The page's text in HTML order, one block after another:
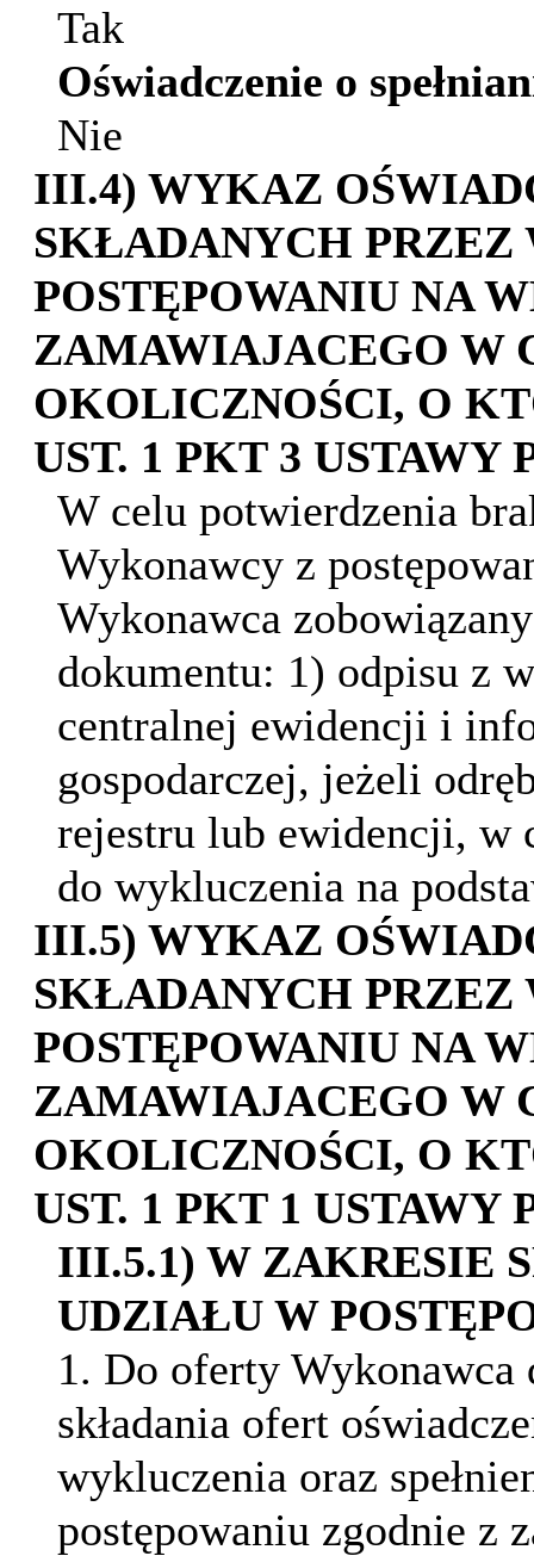
Tak
Oświadczenie o
Nie
III.4) WYKAZ
SKŁADANYCH PRZEZ
POSTĘPOWANIU NA
ZAMAWIAJACEGO W
OKOLICZNOŚCI, O
UST. 1 PKT 3 USTAWY
W celu potwierdzenia
Wykonawcy z
Wykonawca
dokumentu: 1) odpisu z
centralnej ewidencji i
gospodarczej, jeżeli
rejestru lub ewidencji, w
do wykluczenia na
III.5) WYKAZ
SKŁADANYCH PRZEZ
POSTĘPOWANIU NA
ZAMAWIAJACEGO W
OKOLICZNOŚCI, O
UST. 1 PKT 1 USTAWY
III.5.1) W ZAKRESIE
UDZIAŁU W
1. Do oferty Wykonawca
składania ofert
wykluczenia oraz
postępowaniu zgodnie z